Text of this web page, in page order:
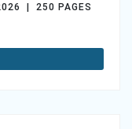
| 250 PAGES